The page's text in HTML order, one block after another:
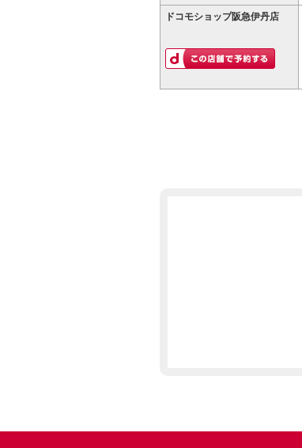
ドコモショップ阪急伊丹店